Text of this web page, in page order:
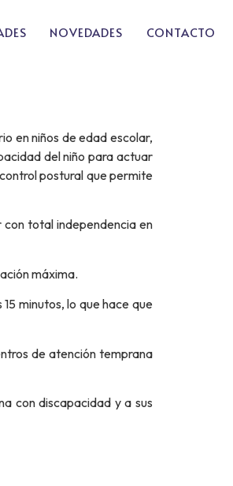
NOVEDADES CONTACTO
en niños de edad escolar,
del niño para actuar
postural que permite
con total independencia en
máxima.
minutos, lo que hace que
de atención temprana
con discapacidad y a sus